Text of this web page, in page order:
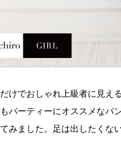
けでおしゃれ上級者に見え
パーティーにオススメなパ
みました。足は出したくな